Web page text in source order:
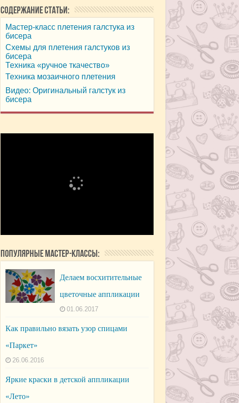
Содержание статьи:
Мастер-класс плетения галстука из
бисера
Схемы для плетения галстуков из
бисера
Техника «ручное ткачество»
Техника мозаичного плетения
Видео: Оригинальный галстук из
бисера
Популярные мастер-классы:
Делаем восхитительные
цветочные аппликации
01.06.2017
Как правильно вязать узор спицами
«Паркет»
26.06.2016
Яркие краски в детской аппликации
«Лето»